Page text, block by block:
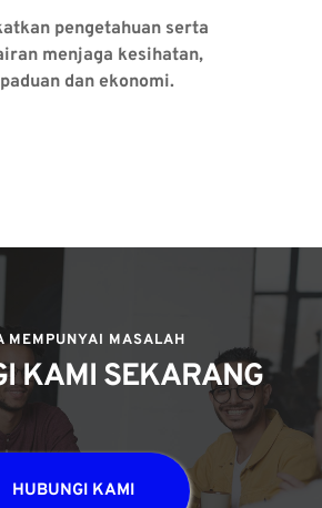
pengetahuan serta
menjaga kesihatan,
dan ekonomi.
MEMPUNYAI MASALAH
KAMI SEKARANG
HUBUNGI KAMI